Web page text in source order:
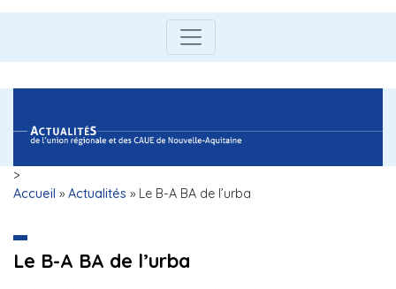
>
Accueil » Actualités » Le B-A BA de l’urba
Le B-A BA de l’urba